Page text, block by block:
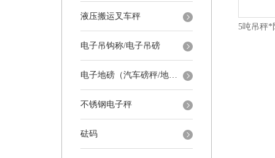
液压搬运叉车秤
电子吊钩称/电子吊磅
电子地磅（汽车磅秤/地磅）
不锈钢电子秤
砝码